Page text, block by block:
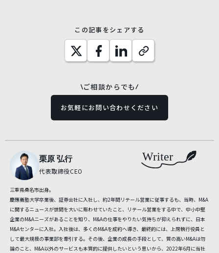
この記事をシェアする
ご相談からでも
お気軽にお問い合わせください
栗原 弘行
代表取締役CEO
Writer
三重県桑名市出身。
慶應義塾大学卒業後、証券会社に入社し、約2年間リテール営業に従事するも、当時、M&A
に関するニュースが世間を大いに賑わせていたこと、リテール営業をする中で、中小中堅
企業のM&Aニーズがあることを知り、M&Aの仕事をやりたい気持ちが抑えられずに、日本
M&Aセンターに入社。入社後は、多くのM&Aを成約へ導き、最終的には、上席執行役員と
して最大規模の事業部を牽引する。その後、企業の成長の手段として、質の高いM&Aは勿
論のこと、M&A以外のサービスも本質的に提供したいという思いから、2022年6月に当社